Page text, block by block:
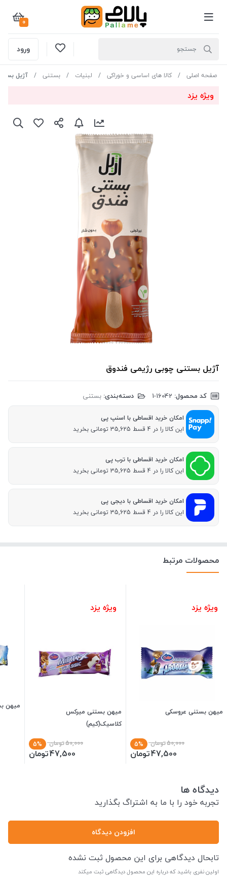
0
ورود
صفحه اصلی کالا های اساسی و خوراکی لبنیات بستنی آژیل
ویژه یزد
آژیل بستنی چوبی رژیمی فندوق
کد محصول: دسته‌بندی: بستنی
امکان خرید اقساطی با اسنپ پی
این کالا را در 4 قسط 35,625 تومانی بخرید
امکان خرید اقساطی با ترب پی
این کالا را در 4 قسط 35,625 تومانی بخرید
امکان خرید اقساطی با دیجی پی
این کالا را در 4 قسط 35,625 تومانی بخرید
محصولات مرتبط
ویژه یزد
میهن بستنی عروسکی
50,000تومان 5%
47,500تومان
ویژه یزد
میهن بستنی میرکس
کلاسیک(کیم)
50,000تومان 5%
47,500تومان
میهن
دیدگاه ها
تجربه خود را با ما به اشتراگ بگذارید
افزودن دیدگاه
تابحال دیدگاهی برای این محصول ثبت نشده
اولین نفری باشید که درباره این محصول دیدگاهی ثبت میکند